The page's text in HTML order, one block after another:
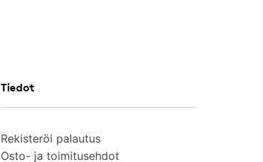
Tiedot
Rekisteröi palautus
Osto- ja toimitusehdot